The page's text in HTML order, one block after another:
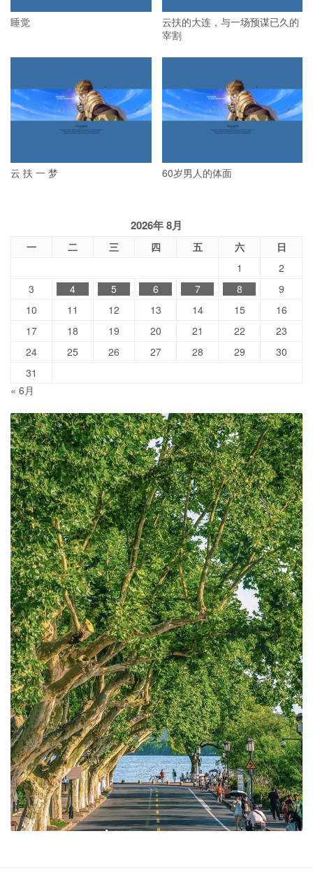
睡觉
云扶的大连，与一场预谋已久的
宰割
云 扶 一 梦 60岁男人的体面
2026年 8月
一 二 三 四 五 六
日
1
2
3
4 5 6 7 8
9
10
11 12 13 14 15
16
17
18 19 20 21 22
23
24
25 26 27 28 29
30
31
« 6月